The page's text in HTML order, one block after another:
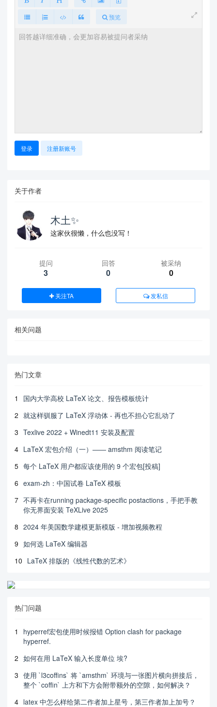
预览
登录 注册新账号
关于作者
木土✨
这家伙很懒，什么也没写！
提问
3
回答
0
被采纳
0
关注TA 发私信
相关问题
热门文章
1
国内大学高校 LaTeX 论文、报告模板统计
2 就这样驯服了 LaTeX 浮动体 - 再也不担心它乱动了
3 Texlive 2022 + Winedt11 安装及配置
4 LaTeX 宏包介绍（一）—— amsthm 阅读笔记
5 每个 LaTeX 用户都应该使用的 9 个宏包[投稿]
6 exam-zh：中国试卷 LaTeX 模板
7 不再卡在running package-specific postactions，手把手教
你无界面安装 TeXLive 2025
8 2024 年美国数学建模更新模版 - 增加视频教程
9 如何选 LaTeX 编辑器
10 LaTeX 排版的《线性代数的艺术》
热门问题
1
hyperref宏包使用时候报错 Option clash for package
hyperref.
2 如何在用 LaTeX 输入长度单位 埃?
3 使用 `l3coffins` 将 `amsthm` 环境与一张图片横向拼接后，
整个 `coffin` 上方和下方会附带额外的空隙，如何解决？
4 latex 中怎么样给第二作者加上星号，第三作者加上加号？